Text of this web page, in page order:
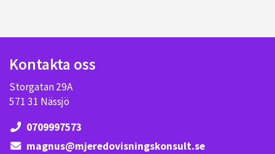
Kontakta oss
Storgatan 29A
571 31 Nässjö
0709997573
magnus@mjeredovisningskonsult.se